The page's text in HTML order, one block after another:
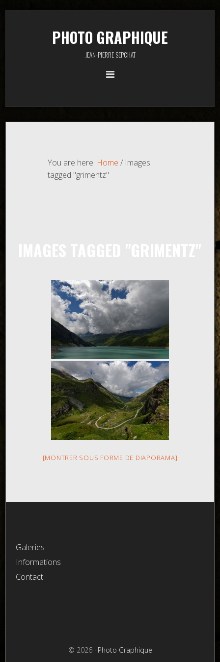
PHOTO GRAPHIQUE
JEAN-PIERRE SEPCHAT
You are here: Home / Images
tagged "grimentz"
[MONTRER SOUS FORME DE DIAPORAMA]
Galeries
Informations
Contact
© 2026 · Photo Graphique